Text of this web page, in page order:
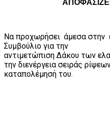
ΑΠΟΦΑΣΙΖΕΙ
Να προχωρήσει άμεσα στην
Συμβούλιο για την
αντιμετώπιση Δάκου των
την διενέργεια σειράς
καταπολέμησή του.